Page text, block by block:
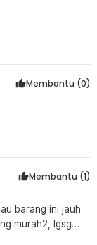
Membantu (0)
Membantu (1)
barang ini jauh
murah2, lgsg